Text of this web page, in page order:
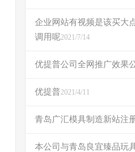
企业网站有视频是该买大
调用呢2021/7/14
优提普公司全网推广效果
优提普2021/4/11
青岛广汇模具制造新站注
本公司与青岛良宜臻品玩